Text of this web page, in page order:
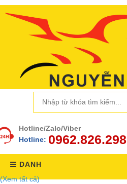
Hotline/Zalo/Viber
Hotline: 0962.826.298
DANH
(Xem tất cả)